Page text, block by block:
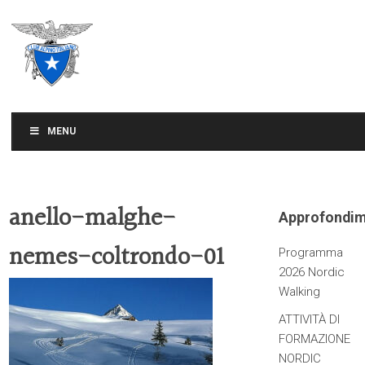
MENU
anello-malghe-
nemes-coltrondo-01
Programma
2026 Nordic
Walking
ATTIVITÀ DI
FORMAZIONE
NORDIC